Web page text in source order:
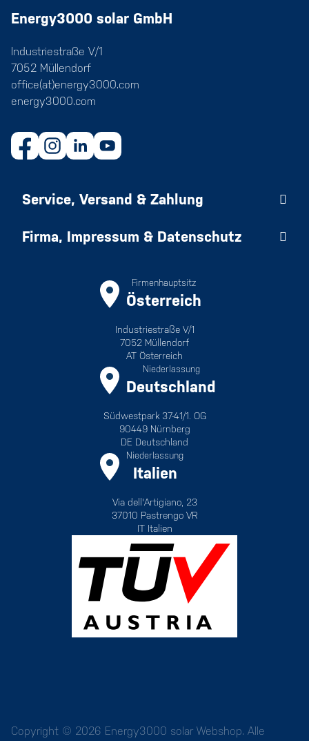
Energy3000 solar GmbH
Industriestraße V/1
7052 Müllendorf
office(at)energy3000.com
energy3000.com
Service, Versand & Zahlung
Firma, Impressum & Datenschutz
Firmenhauptsitz
Österreich
Industriestraße V/1
7052 Müllendorf
AT Österreich
Niederlassung
Deutschland
Südwestpark 37-41/1. OG
90449 Nürnberg
DE Deutschland
Niederlassung
Italien
Via dell'Artigiano, 23
37010 Pastrengo VR
IT Italien
Copyright © 2026 Energy3000 solar Webshop. Alle